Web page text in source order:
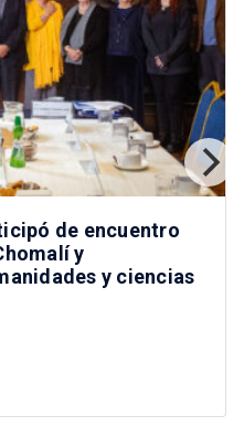
de encuentro
y
y ciencias